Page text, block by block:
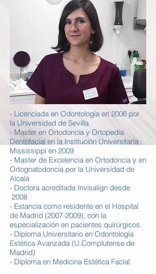
- Licenciada en Odontología en 2006 por
la Universidad de Sevilla
- Master en Ortodoncia y Ortopedia
Dentofacial en la Institución Universitaria
Mississippi en 2009
- Master de Excelencia en Ortodoncia y en
Ortognatodoncia por la Universidad de
Alcalá
- Doctora acreditada Invisalign desde
2008
- Estancia como residente en el Hospital
de Madrid (2007-2009), con la
especialización en pacientes quirúrgicos.
- Diploma Universitario en Odontología
Estética Avanzada (U.Complutense de
Madrid)
- Diploma en Medicina Estética Facial